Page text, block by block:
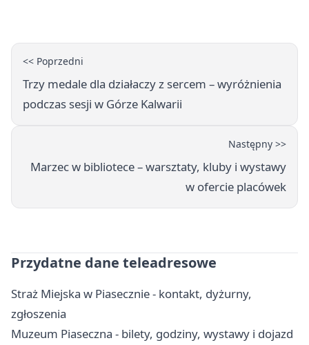
<< Poprzedni
Trzy medale dla działaczy z sercem – wyróżnienia
podczas sesji w Górze Kalwarii
Następny >>
Marzec w bibliotece – warsztaty, kluby i wystawy
w ofercie placówek
Przydatne dane teleadresowe
Straż Miejska w Piasecznie - kontakt, dyżurny,
zgłoszenia
Muzeum Piaseczna - bilety, godziny, wystawy i dojazd